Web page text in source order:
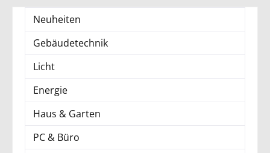
Neuheiten
Gebäudetechnik
Licht
Energie
Haus & Garten
PC & Büro